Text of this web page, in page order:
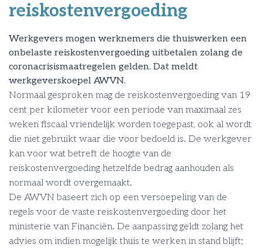
reiskostenvergoeding
Werkgevers mogen werknemers die thuiswerken een
onbelaste reiskostenvergoeding uitbetalen zolang de
coronacrisismaatregelen gelden. Dat meldt
werkgeverskoepel AWVN.
Normaal gesproken mag de reiskostenvergoeding van 19
cent per kilometer voor een periode van maximaal zes
weken fiscaal vriendelijk worden toegepast, ook al wordt
die niet gebruikt waar die voor bedoeld is. De werkgever
kan voor wat betreft de hoogte van de
reiskostenvergoeding hetzelfde bedrag aanhouden als
normaal wordt overgemaakt.
De AWVN baseert zich op een versoepeling van de
regels voor de vaste reiskostenvergoeding door het
ministerie van Financiën. De aanpassing geldt zolang het
advies om indien mogelijk thuis te werken in stand blijft;